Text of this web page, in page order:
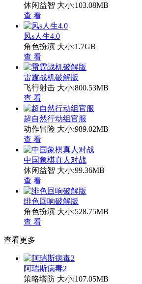
休闲益智 大小:103.08MB
查 看
风s人生4.0
角色扮演 大小:1.7GB
查 看
雷霆战机破解版
飞行射击 大小:800.53MB
查 看
超自然行动组官服
动作冒险 大小:989.02MB
查 看
中国象棋真人对战
休闲益智 大小:99.36MB
查 看
绯色回响破解版
角色扮演 大小:528.75MB
查 看
查看更多
阿瑞斯病毒2
策略塔防 大小:107.05MB